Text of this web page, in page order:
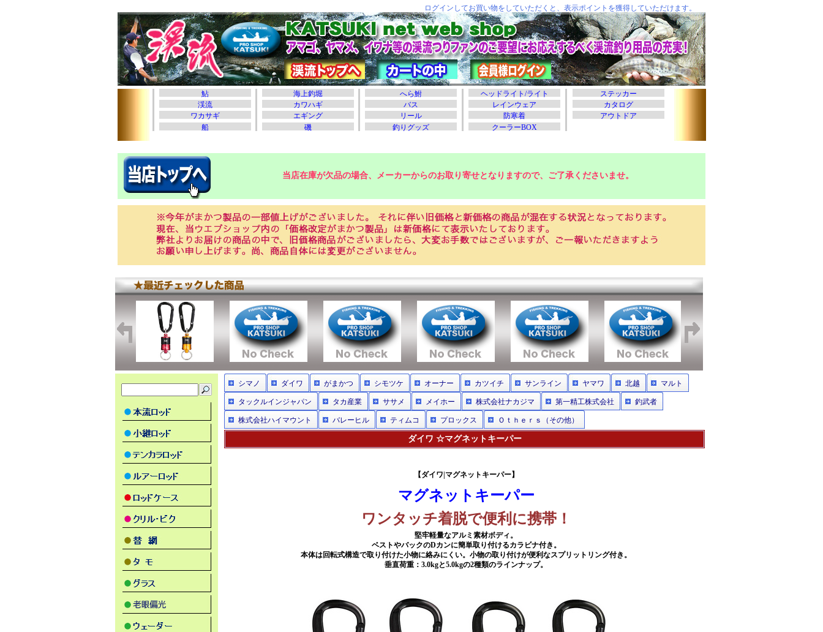
当店在庫が欠品の場合、メーカーからのお取り寄せとなりますので、ご了承くださいませ。
シマノ ダイワ がまかつ シモツケ オーナー カツイチ サンライン ヤマワ 北越 マルト
タックルインジャパン タカ産業 ササメ メイホー 株式会社ナカジマ 第一精工株式会社 釣武者
株式会社ハイマウント バレーヒル ティムコ プロックス Ｏｔｈｅｒｓ（その他）
ダイワ ☆マグネットキーパー
【ダイワ|マグネットキーパー】
マグネットキーパー
ワンタッチ着脱で便利に携帯！
堅牢軽量なアルミ素材ボディ。
ベストやバックのDカンに簡単取り付けるカラビナ付き。
本体は回転式構造で取り付けた小物に絡みにくい。小物の取り付けが便利なスプリットリング付き。
垂直荷重：3.0kgと5.0kgの2種類のラインナップ。